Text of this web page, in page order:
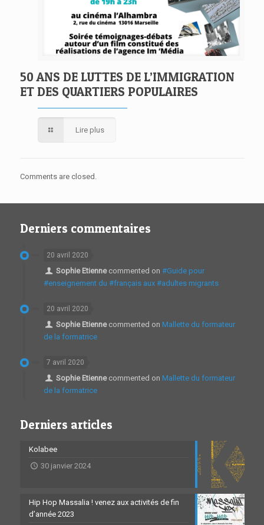
50 ANS DE LUTTES DE L’IMMIGRATION
ET DES QUARTIERS POPULAIRES
Lire plus
Comments are closed.
Derniers commentaires
20 avril 2020
Sophie Etiennecommented on #Guide pour
#enseignement du #français aux #adultes migrants
20 avril 2020
Sophie Etiennecommented on Mallette du formateur
de la formatrice
7 avril 2020
Sophie Etiennecommented on Mallette du formateur
de la formatrice
Derniers articles
Kolabee
30 janvier 2024
Hip Hop Massalia ! venez aux activités de fin
d’année 2023